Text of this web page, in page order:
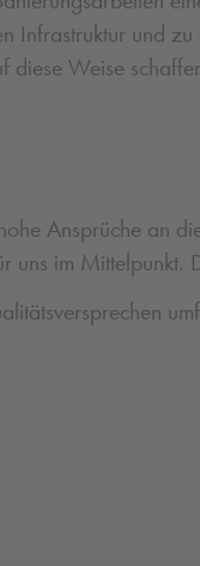
Infrastruktur und
diese Weise
Ansprüche an
uns im Mittelpunkt.